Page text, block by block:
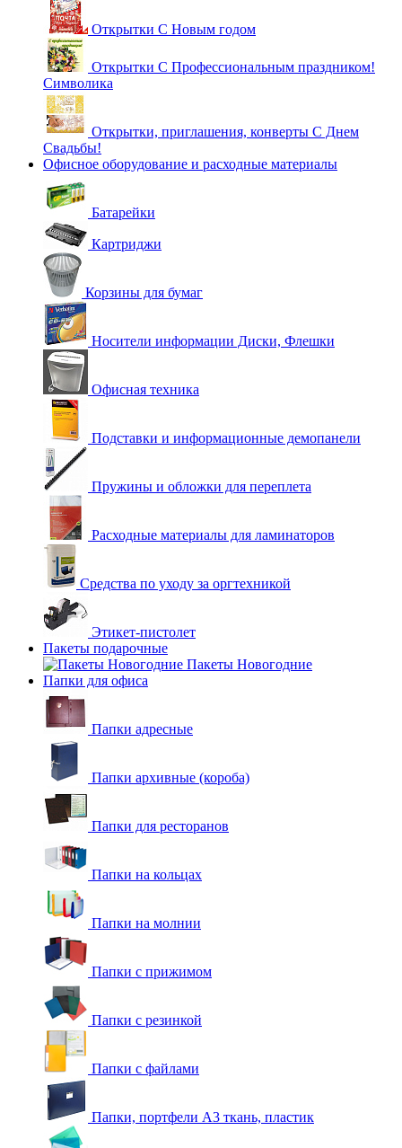
Открытки С Новым годом
Открытки С Профессиональным праздником!
Символика
Открытки, приглашения, конверты С Днем
Свадьбы!
Офисное оборудование и расходные материалы
Батарейки
Картриджи
Корзины для бумаг
Носители информации Диски, Флешки
Офисная техника
Подставки и информационные демопанели
Пружины и обложки для переплета
Расходные материалы для ламинаторов
Средства по уходу за оргтехникой
Этикет-пистолет
Пакеты подарочные
Пакеты Новогодние
Папки для офиса
Папки адресные
Папки архивные (короба)
Папки для ресторанов
Папки на кольцах
Папки на молнии
Папки с прижимом
Папки с резинкой
Папки с файлами
Папки, портфели А3 ткань, пластик